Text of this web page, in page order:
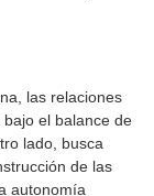
las relaciones
el balance de
lado, busca
de las
autonomía